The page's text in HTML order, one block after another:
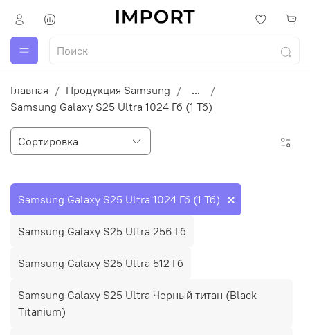
Главная Продукция Samsung
...
Samsung Galaxy S25 Ultra 1024 Гб (1 Тб)
Samsung Galaxy S25 Ultra 1024 Гб (1 Тб)
Samsung Galaxy S25 Ultra 256 Гб
Samsung Galaxy S25 Ultra 512 Гб
Samsung Galaxy S25 Ultra Черный титан (Black
Titanium)